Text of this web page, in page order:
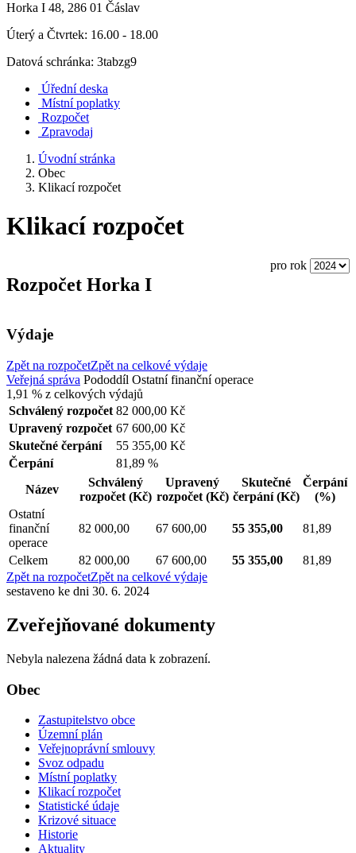
Horka I 48, 286 01 Čáslav
Úterý a Čtvrtek: 16.00 - 18.00
Datová schránka: 3tabzg9
Úřední deska
Místní poplatky
Rozpočet
Zpravodaj
Úvodní stránka
Obec
Klikací rozpočet
Klikací rozpočet
pro rok
Rozpočet Horka I
Výdaje
Zpět na rozpočetZpět na celkové výdaje
Veřejná správa Pododdíl Ostatní finanční operace
1,91 % z celkových výdajů
Schválený rozpočet 82 000,00 Kč
Upravený rozpočet 67 600,00 Kč
Skutečné čerpání
55 355,00 Kč
Čerpání
81,89 %
Název
Schválený
rozpočet (Kč)
Upravený
rozpočet (Kč)
Skutečné
čerpání(Kč)
Čerpání
(%)
Ostatní
finanční
operace
82 000,00 67 600,00 55 355,00 81,89
Celkem 82 000,00 67 600,00 55 355,00
81,89
Zpět na rozpočetZpět na celkové výdaje
sestaveno ke dni 30. 6. 2024
Zveřejňované dokumenty
Nebyla nalezena žádná data k zobrazení.
Obec
Zastupitelstvo obce
Územní plán
Veřejnoprávní smlouvy
Svoz odpadu
Místní poplatky
Klikací rozpočet
Statistické údaje
Krizové situace
Historie
Aktuality